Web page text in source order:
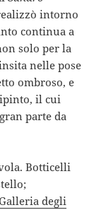
intorno
continua a
solo per la
nelle pose
ombroso, e
il cui
parte da
Botticelli
degli